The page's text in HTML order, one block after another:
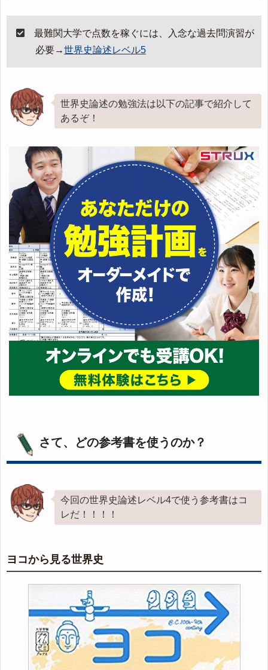
最難関大学で点数を稼ぐには、入念な過去問演習が
必要→世界史論述レベル5
世界史論述の勉強法は以下の記事で紹介して
あるぞ！
さて、どの参考書を使うのか？
今回の世界史論述レベル4で使う参考書はコ
レだ！！！！
ヨコから見る世界史